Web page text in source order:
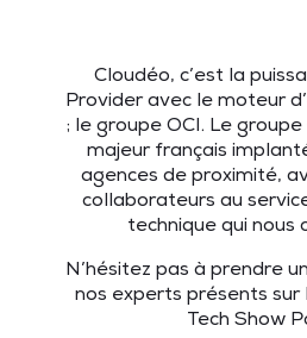
Cloudéo, c’est la
Provider avec le moteur
; le groupe OCI. Le
majeur français
agences de proximité,
collaborateurs au
technique qui nous
N’hésitez pas à prendre
nos experts présents sur
Tech Show